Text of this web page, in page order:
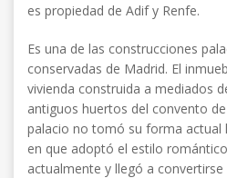
es propiedad de Adif y Renfe.
Es una de las construcciones
conservadas de Madrid. El
vivienda construida a mediados
antiguos huertos del convento
palacio no tomó su forma actual
en que adoptó el estilo
actualmente y llegó a